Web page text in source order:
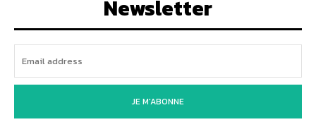
Newsletter
JE M'ABONNE